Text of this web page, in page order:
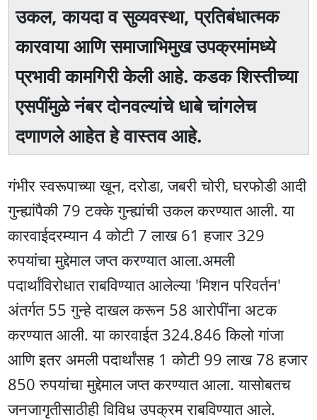
उकल, कायदा व सुव्यवस्था, प्रतिबंधात्मक
कारवाया आणि समाजाभिमुख उपक्रमांमध्ये
प्रभावी कामगिरी केली आहे. कडक शिस्तीच्या
एसपींमुळे नंबर दोनवल्यांचे धाबे चांगलेच
दणाणले आहेत हे वास्तव आहे.
गंभीर स्वरूपाच्या खून, दरोडा, जबरी चोरी, घरफोडी आदी
गुन्ह्यांपैकी 79 टक्के गुन्ह्यांची उकल करण्यात आली. या
कारवाईदरम्यान 4 कोटी 7 लाख 61 हजार 329
रुपयांचा मुद्देमाल जप्त करण्यात आला.अमली
पदार्थांविरोधात राबविण्यात आलेल्या 'मिशन परिवर्तन'
अंतर्गत 55 गुन्हे दाखल करून 58 आरोपींना अटक
करण्यात आली. या कारवाईत 324.846 किलो गांजा
आणि इतर अमली पदार्थांसह 1 कोटी 99 लाख 78 हजार
850 रुपयांचा मुद्देमाल जप्त करण्यात आला. यासोबतच
जनजागृतीसाठीही विविध उपक्रम राबविण्यात आले.